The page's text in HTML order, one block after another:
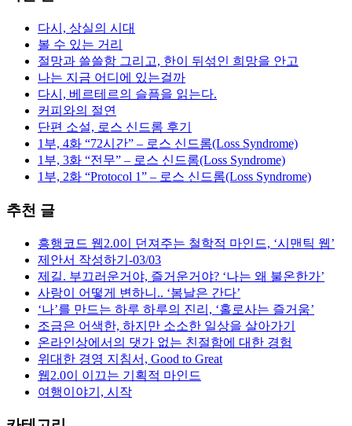
다시, 상실의 시대
볼 수 있는 거리
절망과 쓸쓸함 그리고, 한이 뒤섞인 희망을 안고
나는 지금 어디에 있는걸까
다시, 베르테르의 슬픔을 읽는다.
커피와의 절연
단편 소설, 로스 신드롬 후기
1부, 4화 “72시간” – 로스 신드롬(Loss Syndrome)
1부, 3화 “전무” – 로스 신드롬(Loss Syndrome)
1부, 2화 “Protocol 1” – 로스 신드롬(Loss Syndrome)
추천 글
흥행코드 웹2.0이 던져주는 철학적 마인드, ‘시맨틱 웹’
제안서 작성하기-03/03
제길. 부끄러운거야, 즐거운거야? ‘나는 왜 불온한가’
사랑이 어떻게 변하니.. ‘봄날은 간다’
‘나’를 만드는 하루 하루의 진리, ‘홀로사는 즐거움’
조금은 어색한, 하지만 소소한 일상을 살아가기
온라인상에서의 댓가 없는 친절함에 대한 경험
위대한 경영 지침서, Good to Great
웹2.0이 이끄는 기획적 마인드
여행이야기, 시작